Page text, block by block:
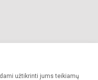
užtikrinti jums teikiamų